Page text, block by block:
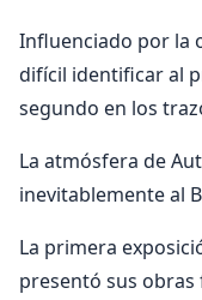
Influenciado por la
difícil identificar al
segundo en los
La atmósfera de
inevitablemente al
La primera
presentó sus